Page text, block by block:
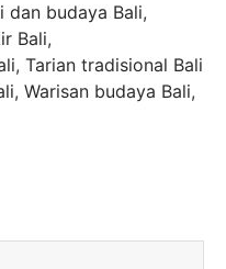
dan budaya Bali,
Bali,
, Tarian tradisional Bali
, Warisan budaya Bali,